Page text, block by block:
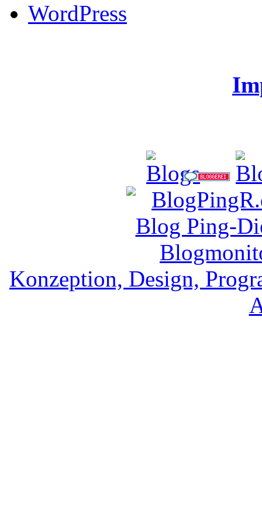
WordPress
Konzeption, Design,